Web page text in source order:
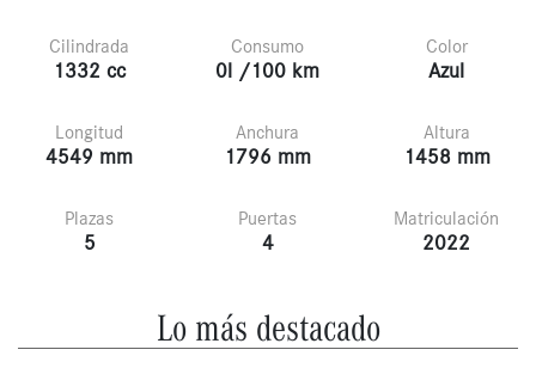
Cilindrada
1332 cc
Consumo
0l /100 km
Color
Azul
Longitud
4549 mm
Anchura
1796 mm
Altura
1458 mm
Plazas
5
Puertas
4
Matriculación
2022
Lo más destacado